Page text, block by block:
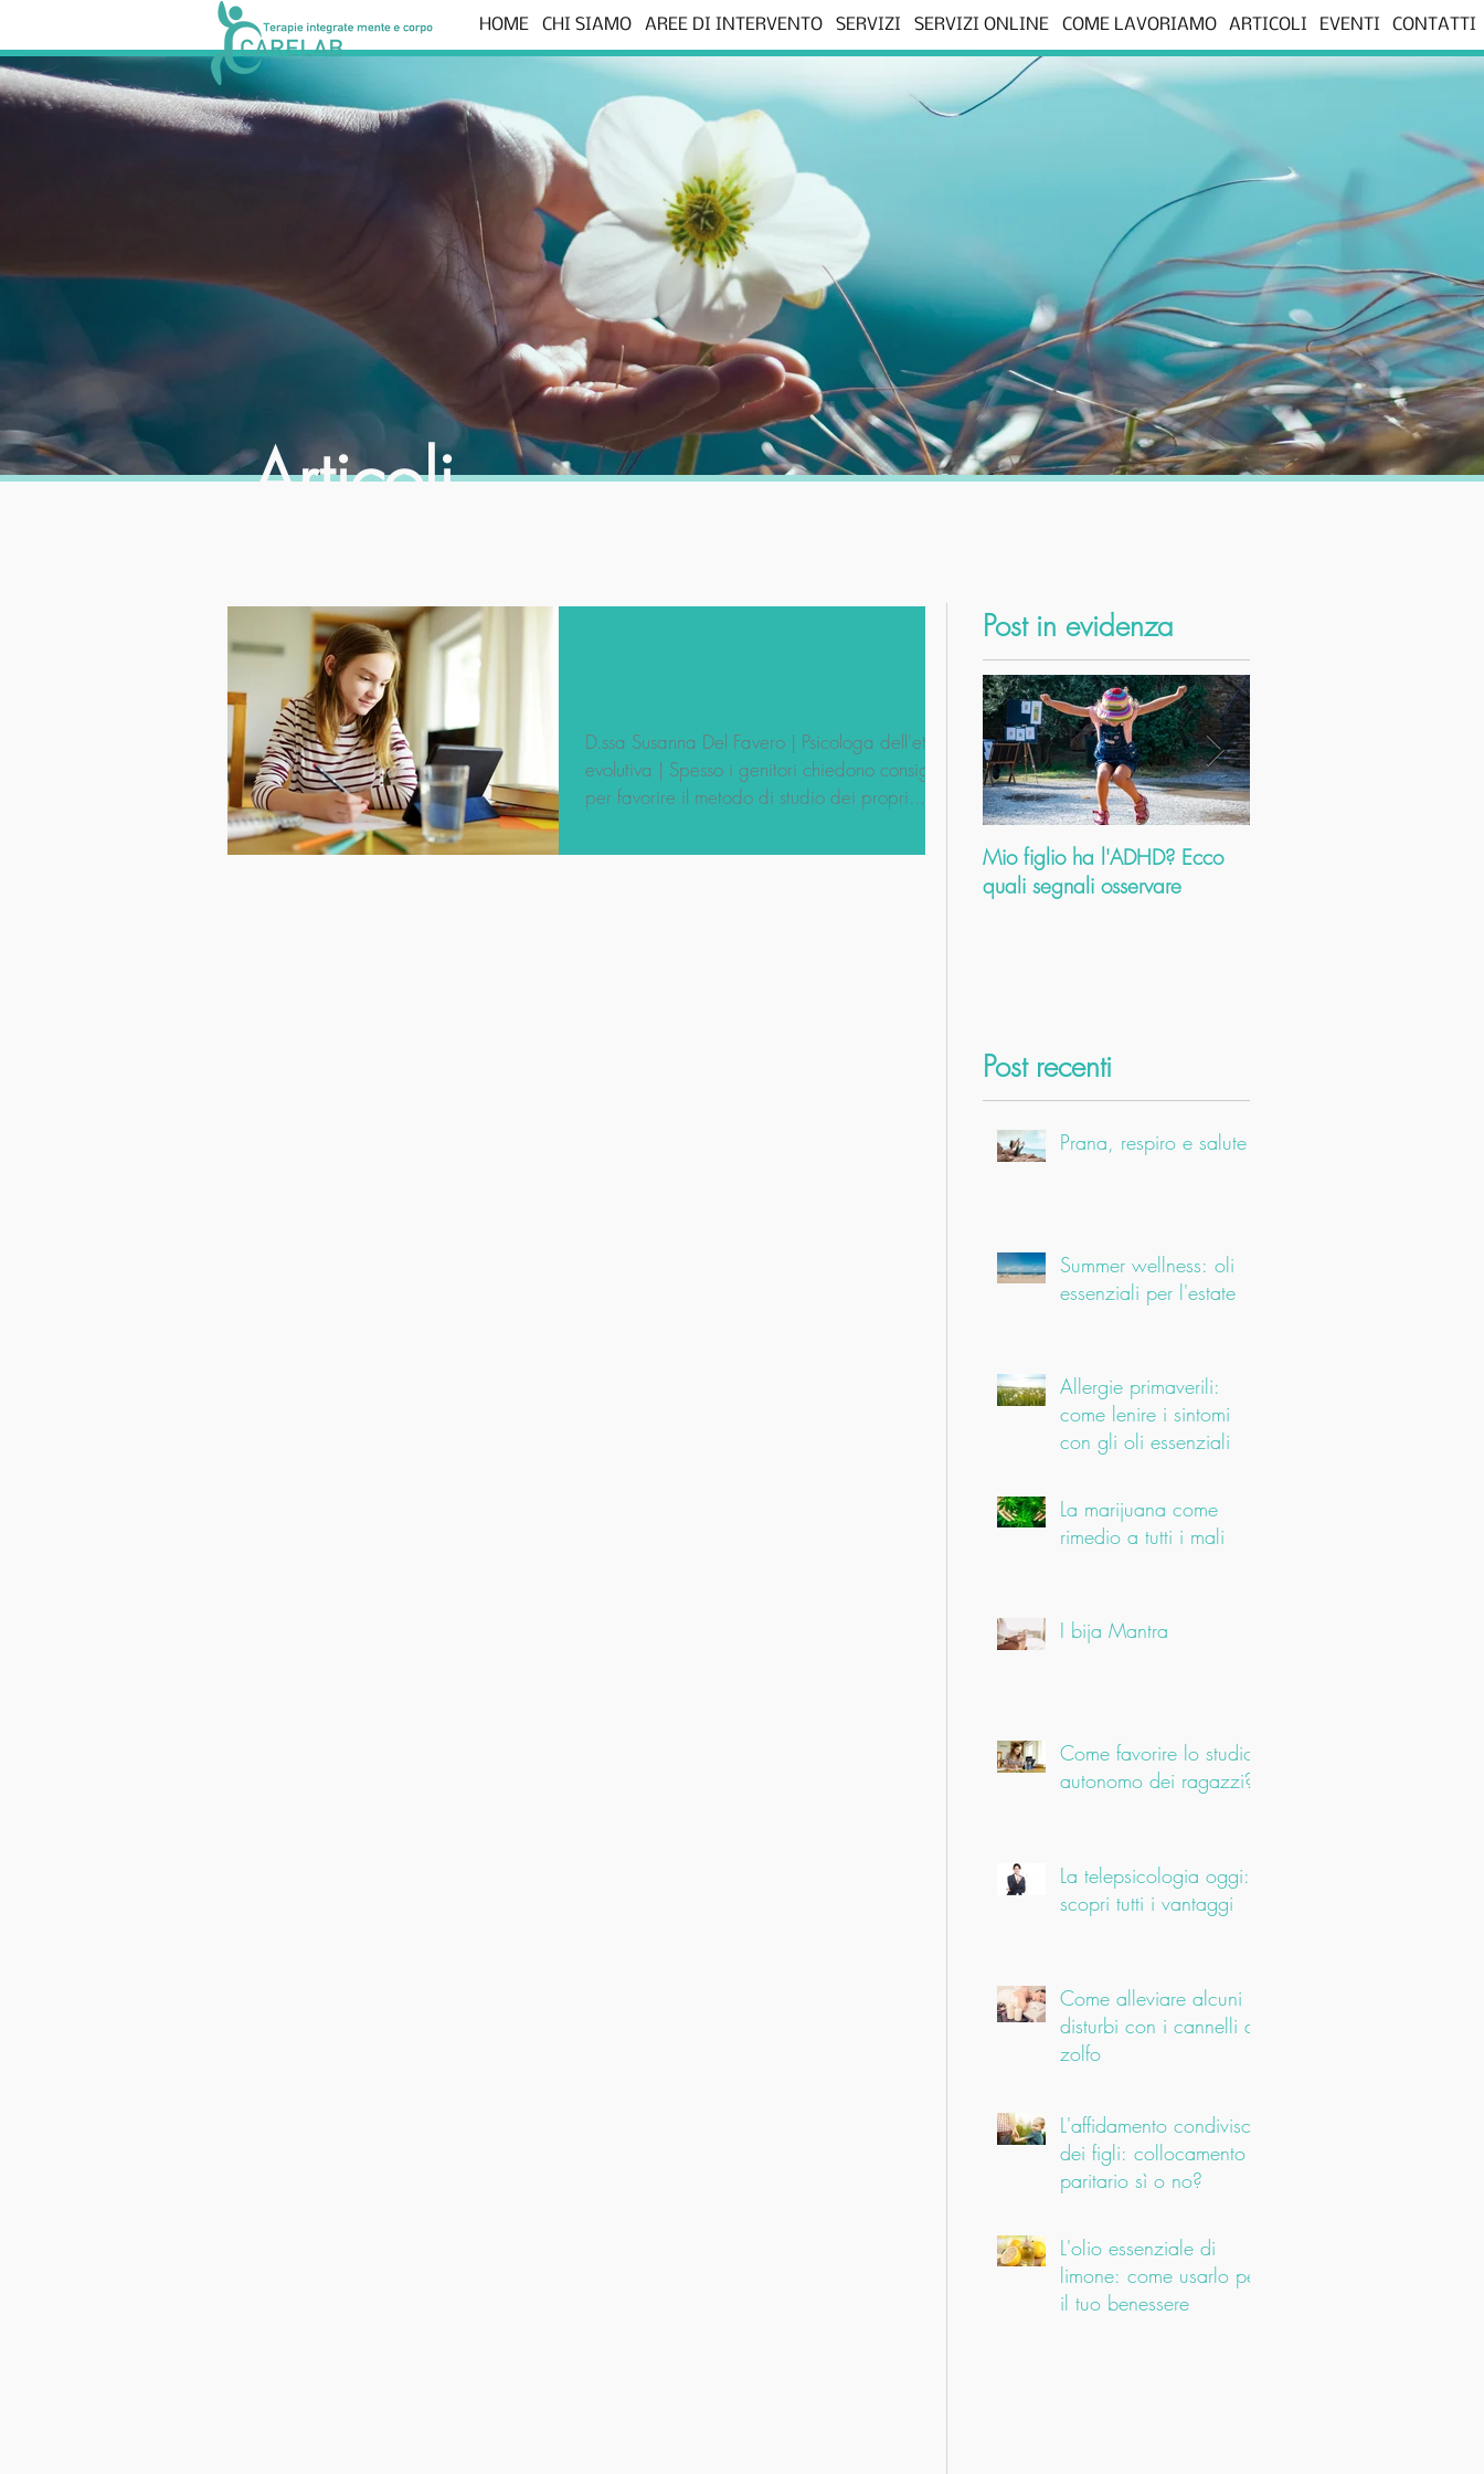
HOME CHI SIAMO AREE DI INTERVENTO SERVIZI SERVIZI ONLINE COME LAVORIAMO ARTICOLI EVENTI CONTATTI
Articoli
D.ssa Susanna Del Favero | Psicologa dell'età
evolutiva | Spesso i genitori chiedono consigli
per favorire il metodo di studio dei propri...
Prana, respiro e salute
Summer wellness: oli
essenziali per l'estate
Allergie primaverili:
come lenire i sintomi
con gli oli essenziali
La marijuana come
rimedio a tutti i mali
I bija Mantra
Come favorire lo studio
autonomo dei ragazzi?
La telepsicologia oggi:
scopri tutti i vantaggi
Come alleviare alcuni
disturbi con i cannelli di
zolfo
L'affidamento condiviso
dei figli: collocamento
paritario sì o no?
L'olio essenziale di
limone: come usarlo per
il tuo benessere
Post recenti
Post in evidenza
Mio figlio ha l'ADHD? Ecco
quali segnali osservare